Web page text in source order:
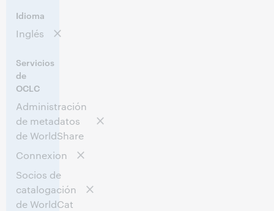
Idioma
Inglés
Servicios
de
OCLC
Administración
de metadatos
de WorldShare
Connexion
Socios de
catalogación
de WorldCat